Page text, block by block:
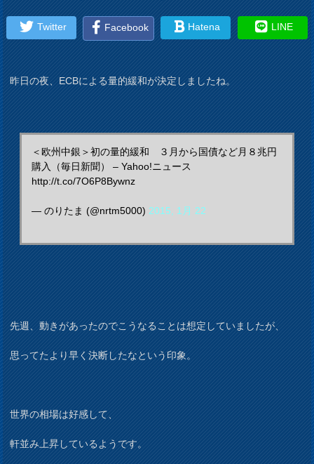
Twitter Facebook Hatena LINE
昨日の夜、ECBによる量的緩和が決定しましたね。
＜欧州中銀＞初の量的緩和 ３月から国債など月８兆円
購入（毎日新聞） – Yahoo!ニュース
http://t.co/7O6P8Bywnz
— のりたま (@nrtm5000) 2015, 1月 22
先週、動きがあったのでこうなることは想定していましたが、
思ってたより早く決断したなという印象。
世界の相場は好感して、
軒並み上昇しているようです。